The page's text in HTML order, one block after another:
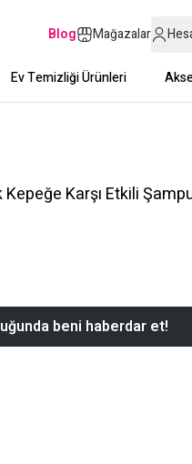
Blog Mağazalar
Ev Temizliği Ürünleri
Karşı Etkili
beni haberdar et!